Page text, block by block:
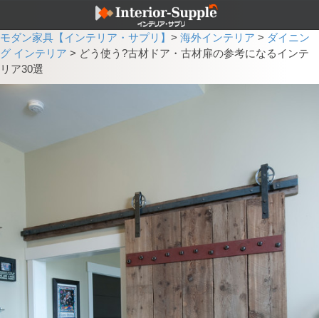
モダン家具【インテリア・サプリ】 > 海外インテリア > ダイニン
グ インテリア > どう使う?古材ドア・古材扉の参考になるインテ
リア30選